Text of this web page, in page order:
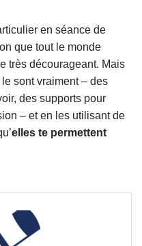
en séance de
que tout le monde
très décourageant. Mais
sont vraiment – des
des supports pour
– et en les utilisant de
elles te permettent